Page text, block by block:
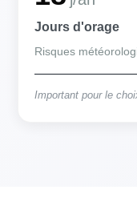
Jours d'orage
Risques
Important pour le